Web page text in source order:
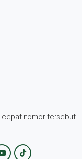
cepat nomor tersebut